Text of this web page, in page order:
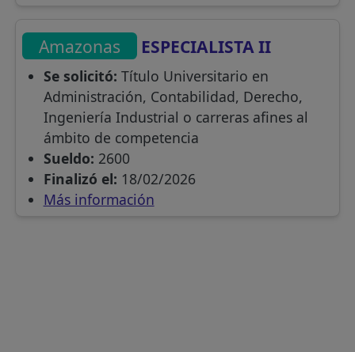
Amazonas ESPECIALISTA II
Se solicitó: Título Universitario en
Administración, Contabilidad, Derecho,
Ingeniería Industrial o carreras afines al
ámbito de competencia
Sueldo: 2600
Finalizó el: 18/02/2026
Más información